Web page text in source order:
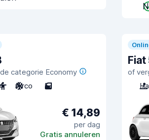
categorie Economy
Airco 5
€ 14,89
per dag
Gratis annuleren
Fiat
of